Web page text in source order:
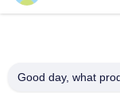
Good day, what